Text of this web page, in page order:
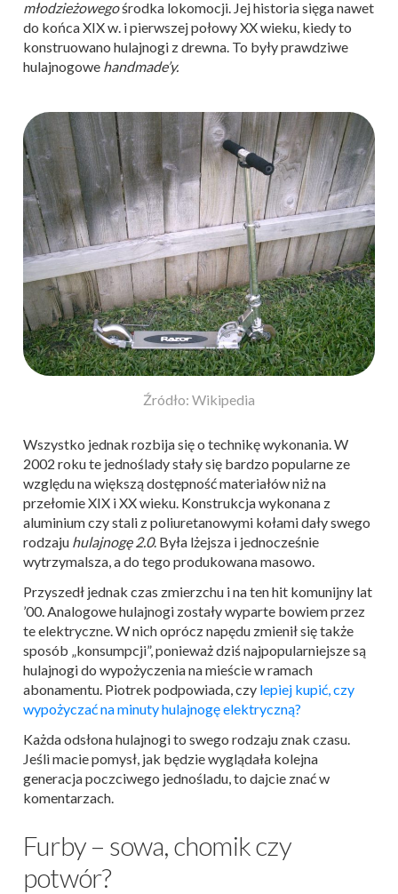
młodzieżowegośrodka lokomocji. Jej historia sięga nawet
do końca XIX w. i pierwszej połowy XX wieku, kiedy to
konstruowano hulajnogi z drewna. To były prawdziwe
hulajnogowe handmade’y.
Źródło: Wikipedia
Wszystko jednak rozbija się o technikę wykonania. W
2002 roku te jednoślady stały się bardzo popularne ze
względu na większą dostępność materiałów niż na
przełomie XIX i XX wieku. Konstrukcja wykonana z
aluminium czy stali z poliuretanowymi kołami dały swego
rodzaju hulajnogę 2.0. Była lżejsza i jednocześnie
wytrzymalsza, a do tego produkowana masowo.
Przyszedł jednak czas zmierzchu i na ten hit komunijny lat
’00. Analogowe hulajnogi zostały wyparte bowiem przez
te elektryczne. W nich oprócz napędu zmienił się także
sposób „konsumpcji”, ponieważ dziś najpopularniejsze są
hulajnogi do wypożyczenia na mieście w ramach
abonamentu. Piotrek podpowiada, czy lepiej kupić, czy
wypożyczać na minuty hulajnogę elektryczną?
Każda odsłona hulajnogi to swego rodzaju znak czasu.
Jeśli macie pomysł, jak będzie wyglądała kolejna
generacja poczciwego jednośladu, to dajcie znać w
komentarzach.
Furby – sowa, chomik czy
potwór?